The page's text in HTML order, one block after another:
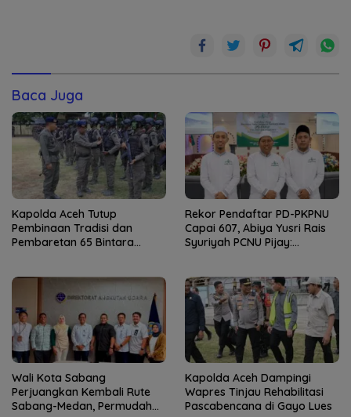
Baca Juga
Kapolda Aceh Tutup
Pembinaan Tradisi dan
Pembaretan 65 Bintara
Rekor Pendaftar PD-PKPNU
Capai 607, Abiya Yusri Rais
Syuriyah PCNU Pijay:
Wali Kota Sabang
Perjuangkan Kembali Rute
Sabang-Medan, Permudah
Kapolda Aceh Dampingi
Wapres Tinjau Rehabilitasi
Pascabencana di Gayo Lues